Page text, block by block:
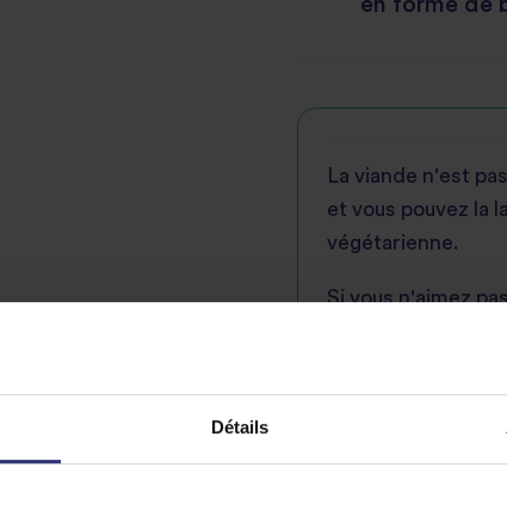
Détails
en forme de
La viande n'est
et vous pouvez la
végétarienne.
Si vous n'aimez
gochujang par de
Il est préférable
sera un peu plus